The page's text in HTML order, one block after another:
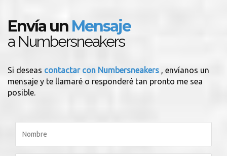
Envía un Mensaje
a Numbersneakers
Si deseas contactar con Numbersneakers , envíanos un
mensaje y te llamaré o responderé tan pronto me sea
posible.